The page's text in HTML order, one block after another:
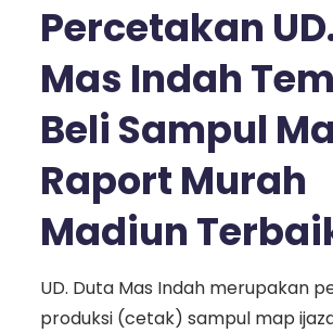
Percetakan
Mas Indah
Beli Sampul
Raport Murah
Madiun
UD. Duta Mas Indah merupakan
produksi (cetak) sampul map